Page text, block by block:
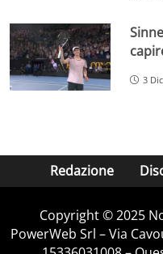
3
Redazione
Copyright © 2025
PowerWeb Srl – Via